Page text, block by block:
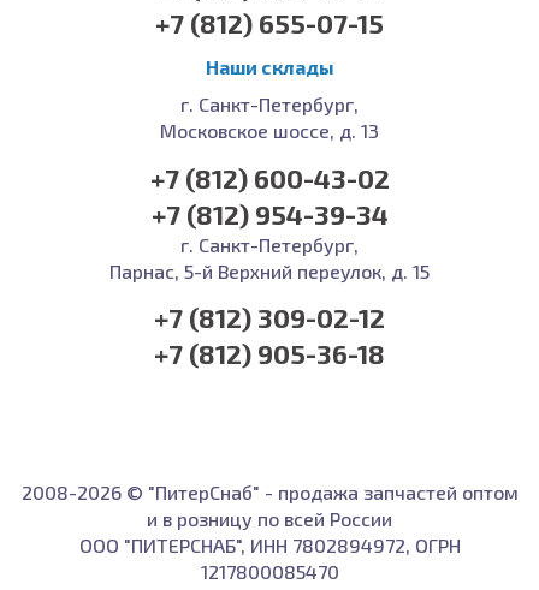
+7 (812) 655-07-15
Наши склады
г. Санкт-Петербург,
Московское шоссе, д. 13
+7 (812) 600-43-02
+7 (812) 954-39-34
г. Санкт-Петербург,
Парнас, 5-й Верхний переулок, д. 15
+7 (812) 309-02-12
+7 (812) 905-36-18
2008-2026 © "ПитерСнаб" - продажа запчастей оптом
и в розницу по всей России
ООО "ПИТЕРСНАБ", ИНН 7802894972, ОГРН
1217800085470